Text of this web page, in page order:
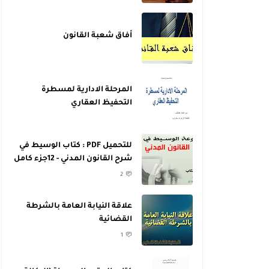
أفاق شعبة القانون
المرحلة الادارية لمسطرة
التحفيظ العقاري
للتحميل PDF : كتاب الوسيط في
شرح القانون المدني - 12جزء كامل
- للدكتور عبد الرازق السنهوري
2
علاقة النيابة العامة بالشرطة
القضائية
1